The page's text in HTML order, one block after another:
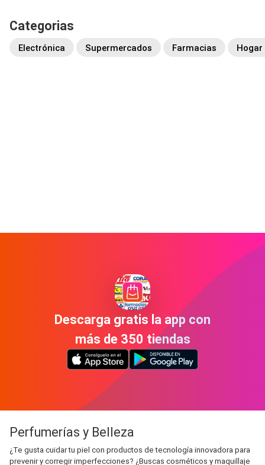
Categorias
Electrónica Supermercados Farmacias Hogar
Descarga gratis la app con
más de 350 tiendas
Perfumerías y Belleza
¿Te gusta cuidar tu piel con productos de tecnología innovadora para
prevenir y corregir imperfecciones? ¿Buscas cosméticos y maquillaje